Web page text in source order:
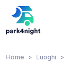
Home Luoghi